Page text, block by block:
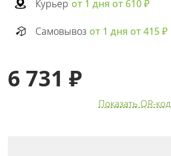
Курьер от 1 дня от 610 ₽
Самовывоз от 1 дня от 415 ₽
6 731 ₽
Показать QR-код